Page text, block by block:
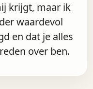
krijgt, maar ik
waardevol
en dat je alles
over ben.